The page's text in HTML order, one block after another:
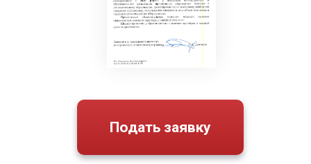
Подать заявку